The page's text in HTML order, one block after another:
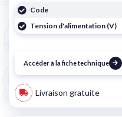
Code
Tension d'alimentation (V)
Accéder à la fiche technique
Livraison gratuite